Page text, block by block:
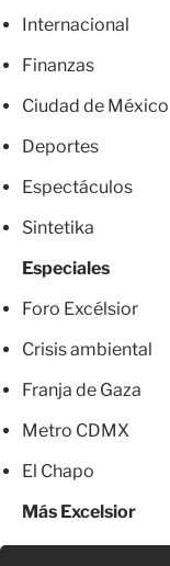
Internacional
Finanzas
Ciudad de México
Deportes
Espectáculos
Sintetika
Especiales
Foro Excélsior
Crisis ambiental
Franja de Gaza
Metro CDMX
El Chapo
Más Excelsior